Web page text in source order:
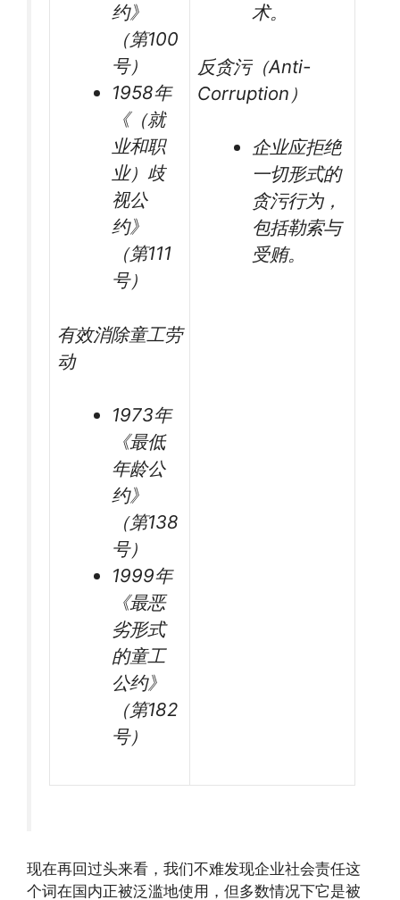
约》
（第100
号）
1958年
《（就
业和职
业）歧
视公
约》
（第111
号）
有效消除童工劳
动
1973年
《最低
年龄公
约》
（第138
号）
1999年
《最恶
劣形式
的童工
公约》
（第182
号）
术。
反贪污（Anti-
Corruption）
企业应拒绝
一切形式的
贪污行为，
包括勒索与
受贿。
现在再回过头来看，我们不难发现企业社会责任这
个词在国内正被泛滥地使用，但多数情况下它是被